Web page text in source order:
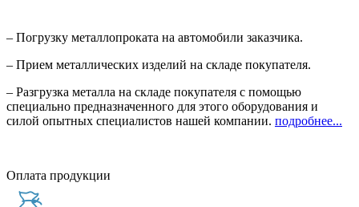
– Погрузку металлопроката на автомобили заказчика.
– Прием металлических изделий на складе покупателя.
– Разгрузка металла на складе покупателя с помощью
специально предназначенного для этого оборудования и
силой опытных специалистов нашей компании. подробнее...
Оплата продукции